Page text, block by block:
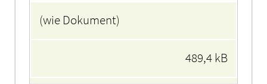
(wie Dokument)
489,4 kB